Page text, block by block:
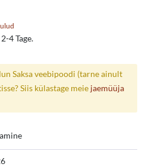
4 Tage.
Saksa veebipoodi (tarne ainult
Siis külastage meie jaemüüja